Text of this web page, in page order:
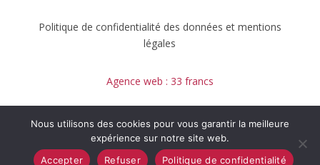
Politique de confidentialité des données et mentions
légales
Agence web : 33 francs
Nous utilisons des cookies pour vous garantir la meilleure
expérience sur notre site web.
Accepter
Refuser Politique de confidentialité